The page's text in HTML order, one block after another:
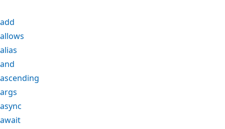
add
allows
alias
and
ascending
args
async
await